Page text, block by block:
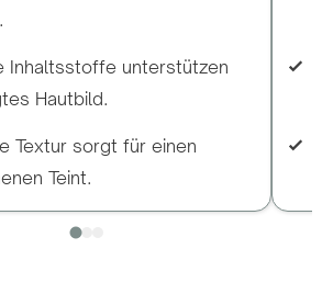
Inhaltsstoffe unterstützen
Hautbild.
Textur sorgt für einen
Teint.